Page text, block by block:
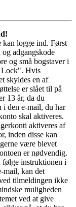
logge ind. Først
adgangskode
og små bogstaver i
Lock". Hvis
skyldes en af
er slået til på
13 år, da du
i den e-mail, du har
skal aktiveres.
aktiveres af
inden disse kan
være blevet
er nødvendig.
følge instruktionen i
mail, kan det
tilmeldingen ikke
muligheden
ved at give